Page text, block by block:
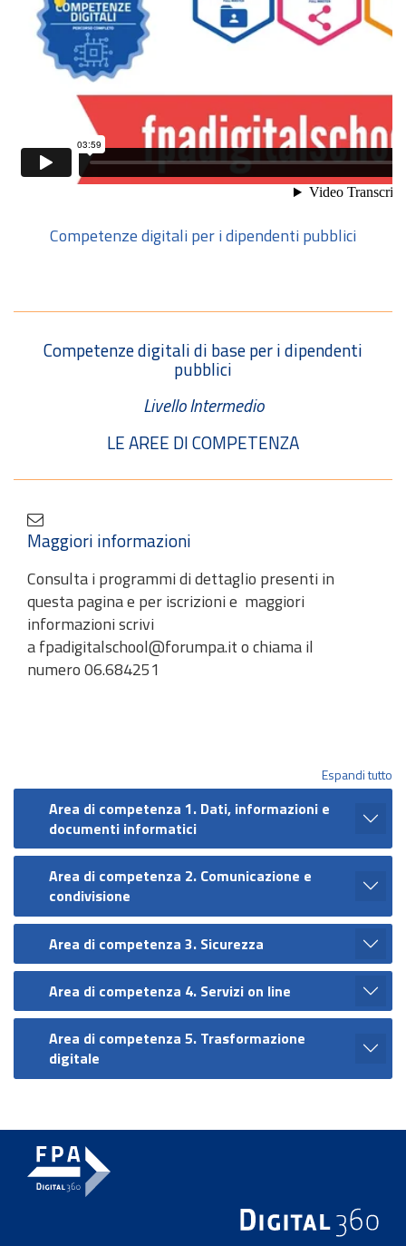
Competenze digitali per i dipendenti pubblici
Competenze digitali di base per i dipendenti
pubblici
Livello Intermedio
LE AREE DI COMPETENZA
Maggiori informazioni
Consulta i programmi di dettaglio presenti in
questa pagina e per iscrizioni e maggiori
informazioni scrivi
a fpadigitalschool@forumpa.it o chiama il
numero 06.684251
Espandi tutto
Area di competenza 1. Dati, informazioni e
documenti informatici
Area di competenza 2. Comunicazione e
condivisione
Area di competenza 3. Sicurezza
Area di competenza 4. Servizi on line
Area di competenza 5. Trasformazione
digitale